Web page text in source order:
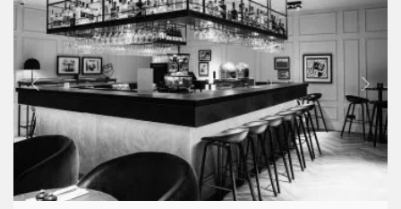
Précédent
Suivant